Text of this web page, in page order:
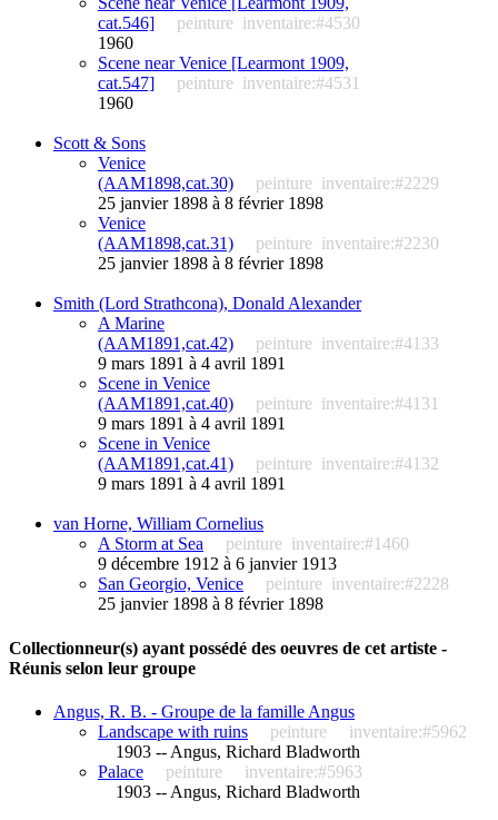
cat.546]
peinture inventaire:#4530
1960
Scene near Venice [Learmont 1909,
cat.547]
peinture inventaire:#4531
1960
Scott & Sons
Venice
(AAM1898,cat.30)
peinture inventaire:#2229
25 janvier 1898 à 8 février 1898
Venice
(AAM1898,cat.31)
peinture inventaire:#2230
25 janvier 1898 à 8 février 1898
Smith (Lord Strathcona), Donald Alexander
A Marine
(AAM1891,cat.42)
peinture inventaire:#4133
9 mars 1891 à 4 avril 1891
Scene in Venice
(AAM1891,cat.40)
peinture inventaire:#4131
9 mars 1891 à 4 avril 1891
Scene in Venice
(AAM1891,cat.41)
peinture inventaire:#4132
9 mars 1891 à 4 avril 1891
van Horne, William Cornelius
A Storm at Sea
peinture inventaire:#1460
9 décembre 1912 à 6 janvier 1913
San Georgio, Venice
peinture inventaire:#2228
25 janvier 1898 à 8 février 1898
Collectionneur(s) ayant possédé des oeuvres de cet artiste -
Réunis selon leur groupe
Angus, R. B. - Groupe de la famille Angus
Landscape with ruins
peinture
inventaire:#5962
1903 -- Angus, Richard Bladworth
Palace
peinture
inventaire:#5963
1903 -- Angus, Richard Bladworth